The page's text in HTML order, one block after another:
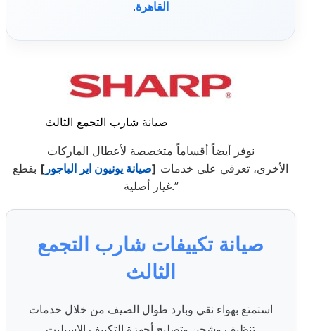
القاهرة.
صيانة شارب التجمع الثالث
نوفر أيضاً أقساماً متخصصة لأعطال الماركات
الأخرى، تعرفي على خدمات [صيانة يونيون اير الباجور ] بقطع
غيار أصلية.”
صيانة تكييفات شارب التجمع
الثالث
استمتع بهواء نقي وبارد طوال الصيف من خلال خدمات